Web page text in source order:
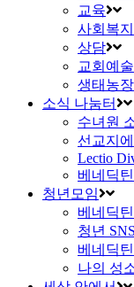
교육
사회복지
상담
교회예술
생태농장
소식 나눔터
수녀원
선교지
Lectio
베네딕
청년모임
베네딕
청년 SNS
베네딕
나의 성